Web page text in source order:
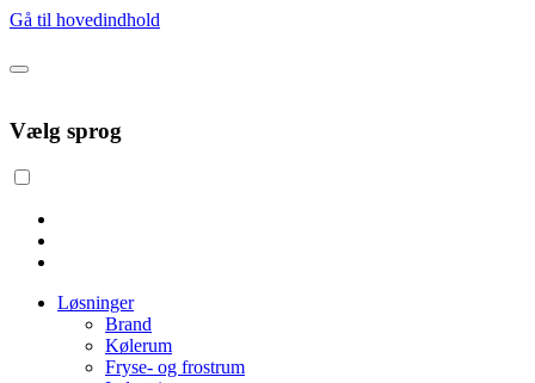
Gå til hovedindhold
Vælg sprog
Løsninger
Brand
Kølerum
Fryse- og frostrum